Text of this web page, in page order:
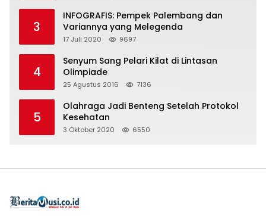
3
INFOGRAFIS: Pempek Palembang dan
Variannya yang Melegenda
17 Juli 2020 9697
4
Senyum Sang Pelari Kilat di Lintasan
Olimpiade
25 Agustus 2016 7136
5
Olahraga Jadi Benteng Setelah Protokol
Kesehatan
3 Oktober 2020 6550